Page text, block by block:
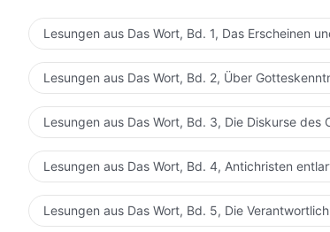
ungeachtet dessen ob das, was ihr
vor Gott zur Ruhe. Wenn du ein oder zwei
dann wird sich dein Leben an diesem Tag
dieses geistliche Leben auf täglicher Basis
schenken, dein Geist wird immer stärker
fähiger werden, den vom Heiligen Geist
schenken. Der Zweck eures geistlichen
zu erlangen. Er ist nicht, Regeln zu
Übereinstimmung mit Gott zu handeln und
sollte, so müsst ihr euer Bestes geben, um
Lesungen aus Das Wort, Bd. 1, Das Erscheinen
Lesungen aus Das Wort, Bd. 2, Über
Lesungen aus Das Wort, Bd. 3, Die Diskurse des
Lesungen aus Das Wort, Bd. 4, Antichristen
Lesungen aus Das Wort, Bd. 5, Die